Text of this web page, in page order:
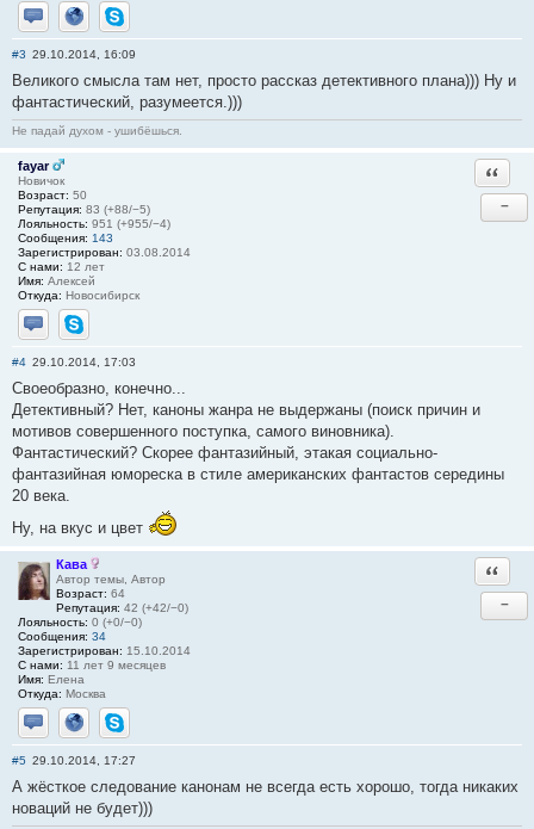
Отправить личное сообщение
СайтSkype
#3 29.10.2014, 16:09
Великого смысла там нет, просто рассказ детективного плана))) Ну и
фантастический, разумеется.)))
Не падай духом - ушибёшься.
fayar
Новичок
Возраст: 50
Репутация: 83 (+88/−5)
Лояльность: 951 (+955/−4)
Сообщения: 143
Зарегистрирован: 03.08.2014
С нами: 12 лет
Имя: Алексей
Откуда: Новосибирск
Отправить личное сообщение
Skype
−
#4 29.10.2014, 17:03
Своеобразно, конечно...
Детективный? Нет, каноны жанра не выдержаны (поиск причин и
мотивов совершенного поступка, самого виновника).
Фантастический? Скорее фантазийный, этакая социально-
фантазийная юмореска в стиле американских фантастов середины
20 века.
Ну, на вкус и цвет
Кава
Автор темы, Автор
Возраст: 64
Репутация: 42 (+42/−0)
Лояльность: 0 (+0/−0)
Сообщения: 34
Зарегистрирован: 15.10.2014
С нами: 11 лет 9 месяцев
Имя: Елена
Откуда: Москва
Отправить личное сообщение
СайтSkype
−
#5 29.10.2014, 17:27
А жёсткое следование канонам не всегда есть хорошо, тогда никаких
новаций не будет)))